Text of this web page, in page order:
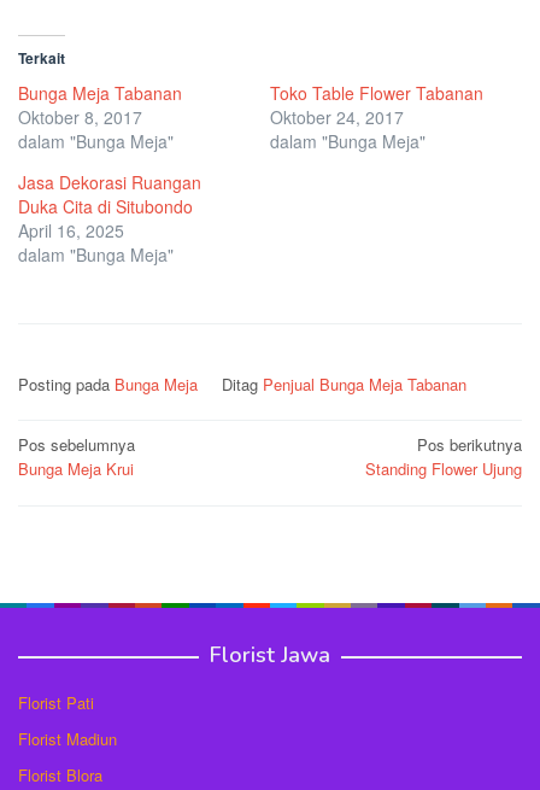
Terkait
Bunga Meja Tabanan
Oktober 8, 2017
dalam "Bunga Meja"
Toko Table Flower Tabanan
Oktober 24, 2017
dalam "Bunga Meja"
Jasa Dekorasi Ruangan
Duka Cita di Situbondo
April 16, 2025
dalam "Bunga Meja"
Posting pada Bunga Meja Ditag Penjual Bunga Meja Tabanan
Navigasi
pos
Pos sebelumnya
Bunga Meja Krui
Pos berikutnya
Standing Flower Ujung
Florist Jawa
Florist Pati
Florist Madiun
Florist Blora